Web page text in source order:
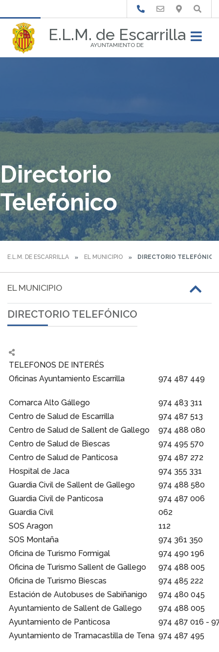
E.L.M. de Escarrilla
AYUNTAMIENTO DE
Buscar
Directorio
Telefónico
E.L.M. DE ESCARRILLA EL MUNICIPIO DIRECTORIO TELEFÓNICO
EL MUNICIPIO
DIRECTORIO TELEFÓNICO
TELEFONOS DE INTERÉS
Oficinas Ayuntamiento Escarrilla
974 487 449
Comarca Alto Gállego
974 483 311
Centro de Salud de Escarrilla
974 487 513
Centro de Salud de Sallent de Gallego
974 488 080
Centro de Salud de Biescas
974 495 570
Centro de Salud de Panticosa
974 487 272
Hospital de Jaca
974 355 331
Guardia Civil de Sallent de Gallego
974 488 580
Guardia Civil de Panticosa
974 487 006
Guardia Civil
062
SOS Aragon
112
SOS Montaña
974 361 350
Oficina de Turismo Formigal
974 490 196
Oficina de Turismo Sallent de Gallego
974 488 005
Oficina de Turismo Biescas
974 485 222
Estación de Autobuses de Sabiñanigo
974 480 045
Ayuntamiento de Sallent de Gallego
974 488 005
Ayuntamiento de Panticosa
974 487 016 -
Ayuntamiento de Tramacastilla de Tena 974 487 495